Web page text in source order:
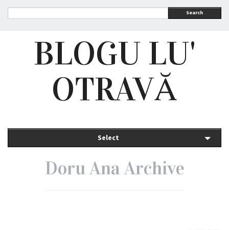
Search
BLOGU LU'
OTRAVĂ
Select
Doru Ana Archive